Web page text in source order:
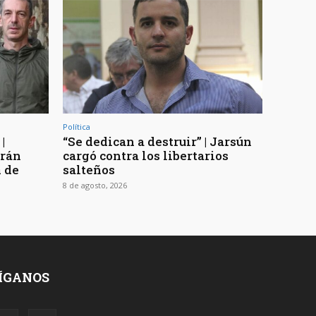
de
Política
“Se dedican a destruir” | Jarsún
cargó contra los libertarios
salteños
8 de agosto, 2026